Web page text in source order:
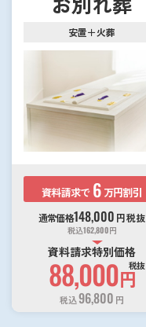
安置＋火葬
資料請求で 6 万円割引
通常価格148,000 円税抜
税込162,800円
資料請求特別価格
88,000円
税抜
税込96,800 円